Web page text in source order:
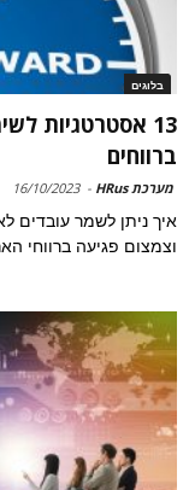
בלוגים
13 אסטרטגיות
ברווחים
מערכת HRus -
16/10/2023
איך ניתן לשמר עובדים
וצמצום פגיעה ברווחי